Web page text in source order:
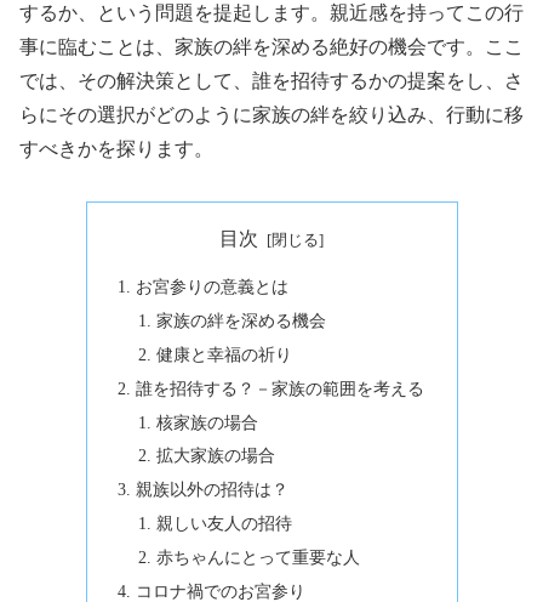
するか、という問題を提起します。親近感を持ってこの行
事に臨むことは、家族の絆を深める絶好の機会です。ここ
では、その解決策として、誰を招待するかの提案をし、さ
らにその選択がどのように家族の絆を絞り込み、行動に移
すべきかを探ります。
目次
お宮参りの意義とは
家族の絆を深める機会
健康と幸福の祈り
誰を招待する？－家族の範囲を考える
核家族の場合
拡大家族の場合
親族以外の招待は？
親しい友人の招待
赤ちゃんにとって重要な人
コロナ禍でのお宮参り